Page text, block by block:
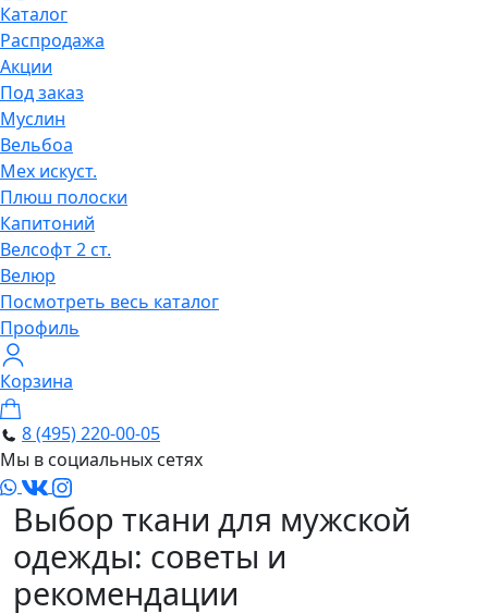
Каталог
Распродажа
Акции
Под заказ
Муслин
Вельбоа
Мех искуст.
Плюш полоски
Капитоний
Велсофт 2 ст.
Велюр
Посмотреть весь каталог
Профиль
Корзина
8 (495) 220-00-05
Мы в социальных сетях
Выбор ткани для мужской
одежды: советы и
рекомендации